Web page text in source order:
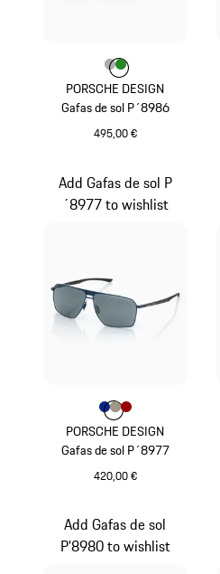
PORSCHE DESIGN
Gafas de sol P´8986
495,00 €
Color
ColorColor
PORSCHE DESIGN
Gafas de sol P´8977
420,00 €
Add Gafas de sol P
´8977 to wishlist
Color
Color
ColorColor
Add Gafas de sol
P'8980 to wishlist